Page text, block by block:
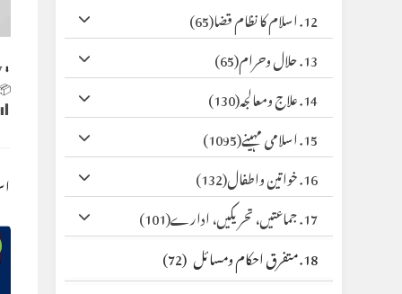
⬇ Original
12. اسلام کا نظام قضا
(65)
13. حلال وحرام
(65)
14. علاج ومعالجہ
(130)
15. اسلامی مہینے
(1095)
16. خواتین واطفال
(132)
17. جماعتیں، تحریکیں، ادارے
(101)
18. متفرق احکام ومسائل
(72)